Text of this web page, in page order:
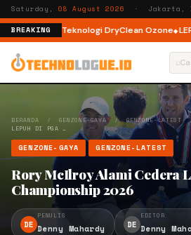
Saturday,08 August 2026 · Jakarta,
BREAKING
dengan Teknologi DryClean Ozone
⌕
BERANDA / GENZONE-GAYA/ GENZONE-LATEST
LEPUH DI PGA …
GENZONE-GAYA GENZONE-LATEST
Rory McIlroy Alami Cedera
Championship 2026
DE
PENULIS
Denny Mahardy DE
EDITOR
Denny